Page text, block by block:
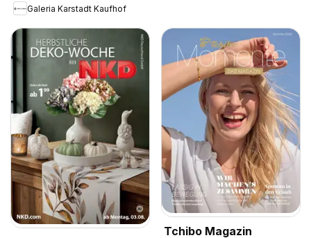
Galeria Karstadt Kaufhof
Tchibo Magazin